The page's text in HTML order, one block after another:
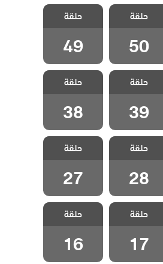
مد وجزر
مدبلج الحلقة 50
حلقة
50
مسلسل مد وجزر
مدبلج الحلقة 49
حلقة
49
مد وجزر
مدبلج الحلقة 39
حلقة
39
مسلسل مد وجزر
مدبلج الحلقة 38
حلقة
38
مد وجزر
مدبلج الحلقة 28
حلقة
28
مسلسل مد وجزر
مدبلج الحلقة 27
حلقة
27
مد وجزر
مدبلج الحلقة 17
حلقة
17
مسلسل مد وجزر
مدبلج الحلقة 16
حلقة
16